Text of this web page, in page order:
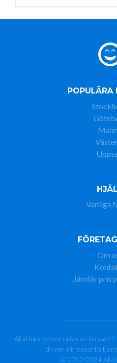
POPULÄRA
Vanliga
Om
Jämför pris
AllaUpplevelser drivs av bolaget
driver intressanta
© 2010-2024